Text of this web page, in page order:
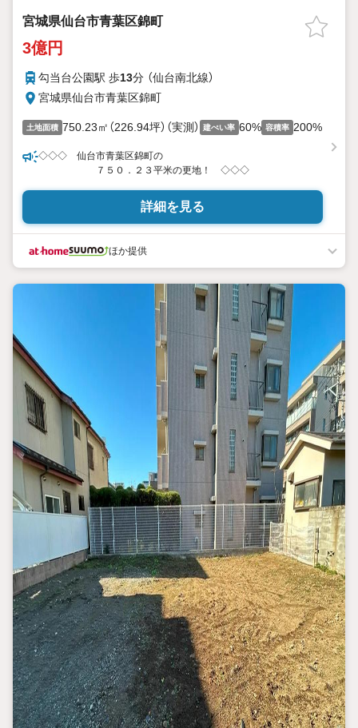
宮城県仙台市青葉区錦町
3億円
勾当台公園駅 歩13分 （仙台南北線）
宮城県仙台市青葉区錦町
土地面積 750.23㎡（226.94坪）（実測） 建ぺい率 60% 容積率 200%
◇◇◇ 仙台市青葉区錦町の
７５０．２３平米の更地！ ◇◇◇
詳細を見る
ほか提供